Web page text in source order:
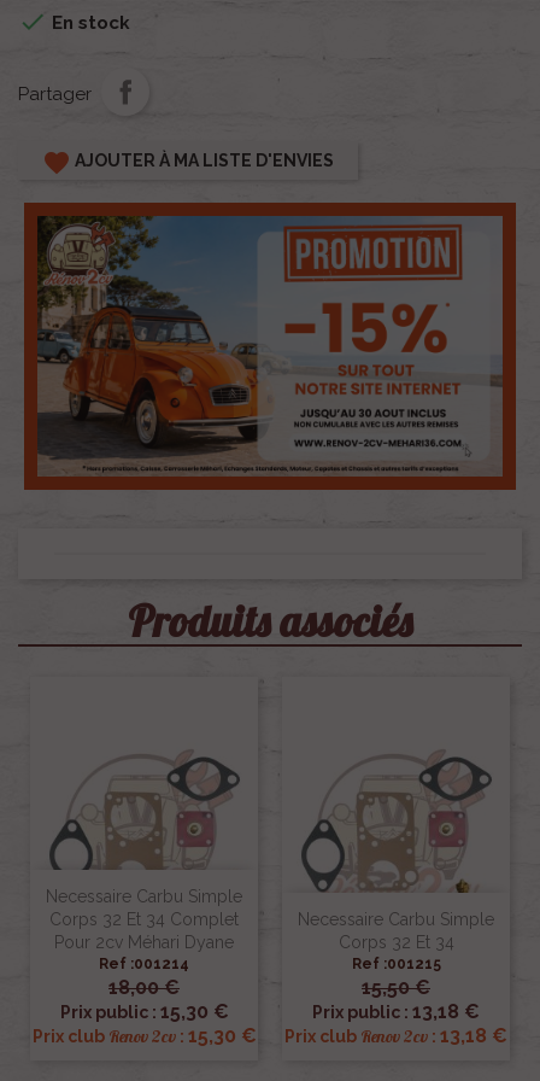
 En stock
Partager
favorite AJOUTER À MA LISTE D'ENVIES
Produits associés
Necessaire Carbu Simple
Corps 32 Et 34 Complet
Pour 2cv Méhari Dyane
Ref :001214
18,00 €
Prix public : 15,30 €
Prix club Renov 2cv: 15,30 €
Necessaire Carbu Simple
Corps 32 Et 34
Ref :001215
15,50 €
Prix public : 13,18 €
Prix club Renov 2cv : 13,18 €